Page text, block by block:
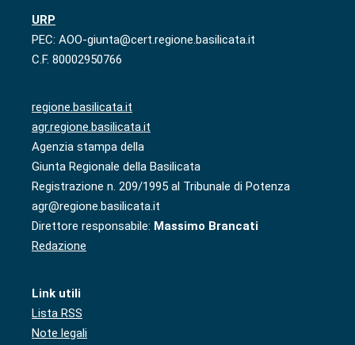
URP
PEC: AOO-giunta@cert.regione.basilicata.it
C.F. 80002950766
regione.basilicata.it
agr.regione.basilicata.it
Agenzia stampa della
Giunta Regionale della Basilicata
Registrazione n. 209/1995 al Tribunale di Potenza
agr@regione.basilicata.it
Direttore responsabile: Massimo Brancati
Redazione
Link utili
Lista RSS
Note legali